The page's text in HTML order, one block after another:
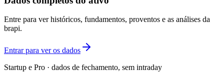
Entre para ver históricos, fundamentos, proventos e as análises da
brapi.
Entrar para ver os dados
Startup e Pro · dados de fechamento, sem intraday